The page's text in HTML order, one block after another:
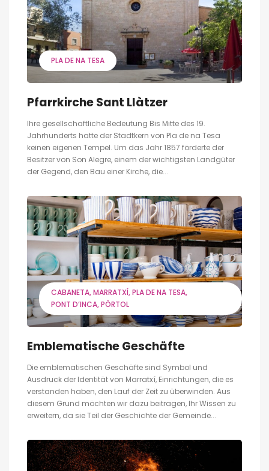
PLA DE NA TESA
Pfarrkirche Sant Llàtzer
Ihre gesellschaftliche Bedeutung Bis Mitte des 19.
Jahrhunderts hatte der Stadtkern von Pla de na Tesa
keinen eigenen Tempel. Um das Jahr 1857 förderte der
Besitzer von Son Alegre, einem der wichtigsten Landgüter
der Gegend, den Bau einer Kirche, die...
CABANETA MARRATXÍ PLA DE NA TESA
PONT D’INCA PÒRTOL
Emblematische Geschäfte
Die emblematischen Geschäfte sind Symbol und
Ausdruck der Identität von Marratxí, Einrichtungen, die es
verstanden haben, den Lauf der Zeit zu überwinden. Aus
diesem Grund möchten wir dazu beitragen, Ihr Wissen zu
erweitern, da sie Teil der Geschichte der Gemeinde...